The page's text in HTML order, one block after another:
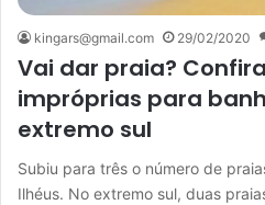
kingars@gmail.com 29/02/2020
Vai dar praia?
impróprias para
extremo sul
Subiu para três o número de
Ilhéus. No extremo sul, duas